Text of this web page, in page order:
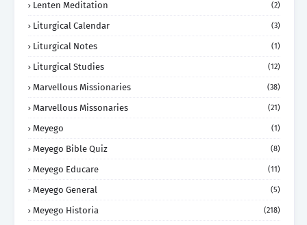
Lenten Meditation (2)
Liturgical Calendar (3)
Liturgical Notes (1)
Liturgical Studies (12)
Marvellous Missionaries (38)
Marvellous Missonaries (21)
Meyego (1)
Meyego Bible Quiz (8)
Meyego Educare (11)
Meyego General (5)
Meyego Historia (218)